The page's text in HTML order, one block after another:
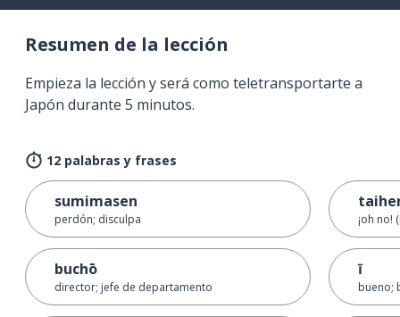
Resumen de la lección
Empieza la lección y será como teletransportarte a
Japón durante 5 minutos.
12 palabras y frases
sumimasen
perdón; disculpa
buchō
director; jefe de departamento
¡oh no!
ī
bueno;